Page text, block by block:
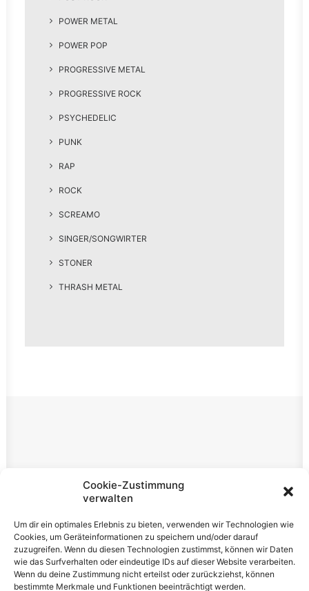
Cookie-Zustimmung
verwalten
Um dir ein optimales Erlebnis zu bieten, verwenden wir Technologien wie
Cookies, um Geräteinformationen zu speichern und/oder darauf
zuzugreifen. Wenn du diesen Technologien zustimmst, können wir Daten
wie das Surfverhalten oder eindeutige IDs auf dieser Website verarbeiten.
Wenn du deine Zustimmung nicht erteilst oder zurückziehst, können
bestimmte Merkmale und Funktionen beeinträchtigt werden.
POWER METAL
POWER POP
PROGRESSIVE METAL
PROGRESSIVE ROCK
PSYCHEDELIC
PUNK
RAP
ROCK
SCREAMO
SINGER/SONGWIRTER
STONER
THRASH METAL
Rechtliches
Datenschutzerklärung
Cookie-Richtlinie (EU)